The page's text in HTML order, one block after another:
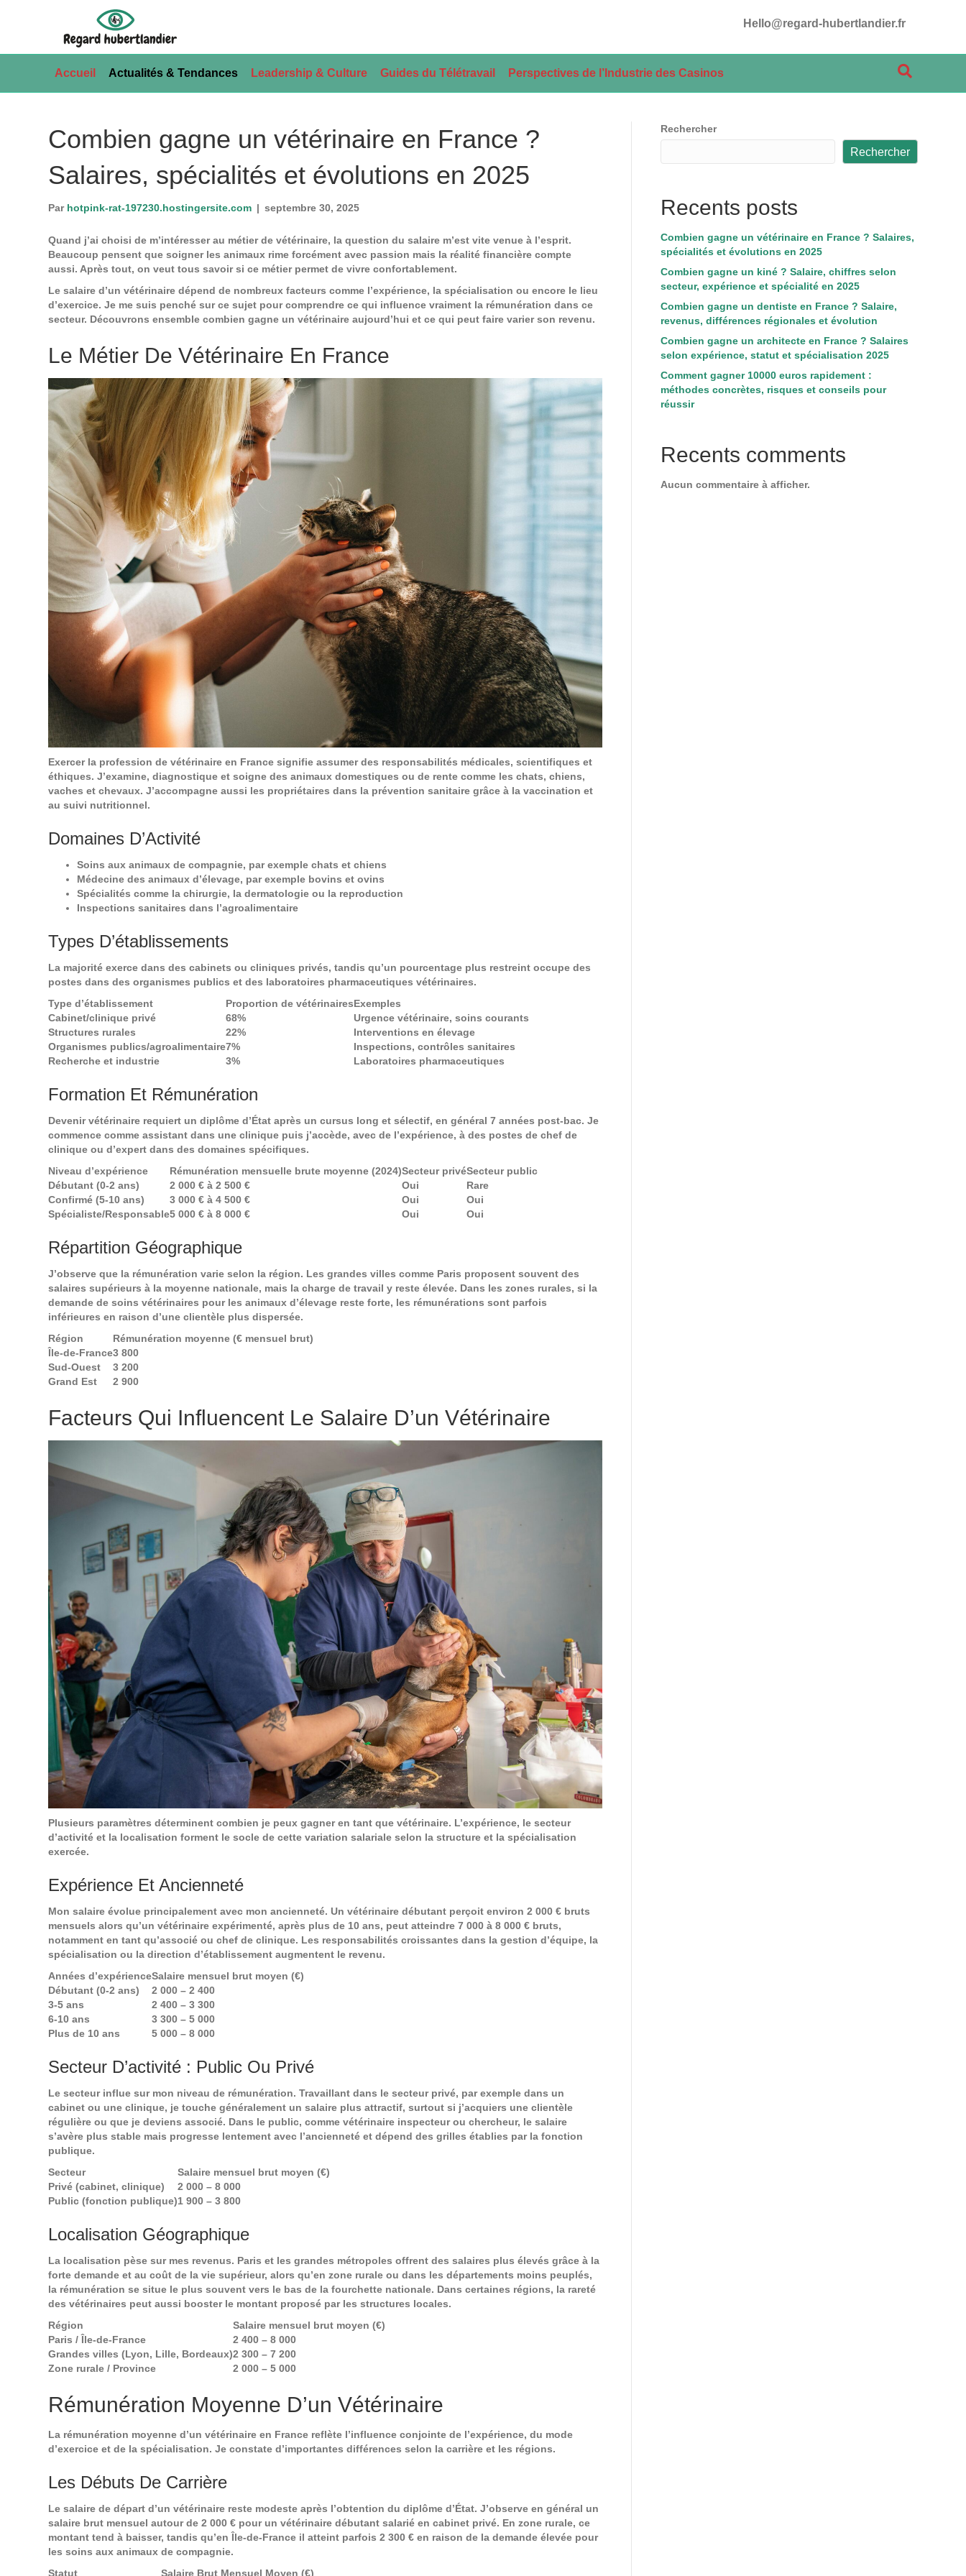
Hello@regard-hubertlandier.fr
Accueil Actualités & Tendances Leadership & Culture Guides du Télétravail Perspectives de l’Industrie des Casinos
Combien gagne un vétérinaire en France ?
Salaires, spécialités et évolutions en 2025
Par hotpink-rat-197230.hostingersite.com | septembre 30, 2025
Quand j’ai choisi de m’intéresser au métier de vétérinaire, la question du salaire m’est vite venue à l’esprit.
Beaucoup pensent que soigner les animaux rime forcément avec passion mais la réalité financière compte
aussi. Après tout, on veut tous savoir si ce métier permet de vivre confortablement.
Le salaire d’un vétérinaire dépend de nombreux facteurs comme l’expérience, la spécialisation ou encore le lieu
d’exercice. Je me suis penché sur ce sujet pour comprendre ce qui influence vraiment la rémunération dans ce
secteur. Découvrons ensemble combien gagne un vétérinaire aujourd’hui et ce qui peut faire varier son revenu.
Le Métier De Vétérinaire En France
Exercer la profession de vétérinaire en France signifie assumer des responsabilités médicales, scientifiques et
éthiques. J’examine, diagnostique et soigne des animaux domestiques ou de rente comme les chats, chiens,
vaches et chevaux. J’accompagne aussi les propriétaires dans la prévention sanitaire grâce à la vaccination et
au suivi nutritionnel.
Domaines D’Activité
Soins aux animaux de compagnie, par exemple chats et chiens
Médecine des animaux d’élevage, par exemple bovins et ovins
Spécialités comme la chirurgie, la dermatologie ou la reproduction
Inspections sanitaires dans l’agroalimentaire
Types D’établissements
La majorité exerce dans des cabinets ou cliniques privés, tandis qu’un pourcentage plus restreint occupe des
postes dans des organismes publics et des laboratoires pharmaceutiques vétérinaires.
Type d’établissement
Proportion de vétérinairesExemples
Cabinet/clinique privé
68%
Urgence vétérinaire, soins courants
Structures rurales
22%
Interventions en élevage
Organismes publics/agroalimentaire7%
Inspections, contrôles sanitaires
Recherche et industrie
3% Laboratoires pharmaceutiques
Formation Et Rémunération
Devenir vétérinaire requiert un diplôme d’État après un cursus long et sélectif, en général 7 années post-bac. Je
commence comme assistant dans une clinique puis j’accède, avec de l’expérience, à des postes de chef de
clinique ou d’expert dans des domaines spécifiques.
Niveau d’expérience
Rémunération mensuelle brute moyenne (2024)Secteur privéSecteur public
Débutant (0-2 ans)
2 000 € à 2 500 € Oui
Rare
Confirmé (5-10 ans)
3 000 € à 4 500 € Oui
Oui
Spécialiste/Responsable5 000 € à 8 000 € Oui Oui
Répartition Géographique
J’observe que la rémunération varie selon la région. Les grandes villes comme Paris proposent souvent des
salaires supérieurs à la moyenne nationale, mais la charge de travail y reste élevée. Dans les zones rurales, si la
demande de soins vétérinaires pour les animaux d’élevage reste forte, les rémunérations sont parfois
inférieures en raison d’une clientèle plus dispersée.
Région
Rémunération moyenne (€ mensuel brut)
Île-de-France3 800
Sud-Ouest
3 200
Grand Est
2 900
Facteurs Qui Influencent Le Salaire D’un Vétérinaire
Plusieurs paramètres déterminent combien je peux gagner en tant que vétérinaire. L’expérience, le secteur
d’activité et la localisation forment le socle de cette variation salariale selon la structure et la spécialisation
exercée.
Expérience Et Ancienneté
Mon salaire évolue principalement avec mon ancienneté. Un vétérinaire débutant perçoit environ 2 000 € bruts
mensuels alors qu’un vétérinaire expérimenté, après plus de 10 ans, peut atteindre 7 000 à 8 000 € bruts,
notamment en tant qu’associé ou chef de clinique. Les responsabilités croissantes dans la gestion d’équipe, la
spécialisation ou la direction d’établissement augmentent le revenu.
Années d’expérienceSalaire mensuel brut moyen (€)
Débutant (0-2 ans)
2 000 – 2 400
3-5 ans
2 400 – 3 300
6-10 ans
3 300 – 5 000
Plus de 10 ans
5 000 – 8 000
Secteur D’activité : Public Ou Privé
Le secteur influe sur mon niveau de rémunération. Travaillant dans le secteur privé, par exemple dans un
cabinet ou une clinique, je touche généralement un salaire plus attractif, surtout si j’acquiers une clientèle
régulière ou que je deviens associé. Dans le public, comme vétérinaire inspecteur ou chercheur, le salaire
s’avère plus stable mais progresse lentement avec l’ancienneté et dépend des grilles établies par la fonction
publique.
Secteur
Salaire mensuel brut moyen (€)
Privé (cabinet, clinique)
2 000 – 8 000
Public (fonction publique)1 900 – 3 800
Localisation Géographique
La localisation pèse sur mes revenus. Paris et les grandes métropoles offrent des salaires plus élevés grâce à la
forte demande et au coût de la vie supérieur, alors qu’en zone rurale ou dans les départements moins peuplés,
la rémunération se situe le plus souvent vers le bas de la fourchette nationale. Dans certaines régions, la rareté
des vétérinaires peut aussi booster le montant proposé par les structures locales.
Région
Salaire mensuel brut moyen (€)
Paris / Île-de-France
2 400 – 8 000
Grandes villes (Lyon, Lille, Bordeaux)2 300 – 7 200
Zone rurale / Province
2 000 – 5 000
Rémunération Moyenne D’un Vétérinaire
La rémunération moyenne d’un vétérinaire en France reflète l’influence conjointe de l’expérience, du mode
d’exercice et de la spécialisation. Je constate d’importantes différences selon la carrière et les régions.
Les Débuts De Carrière
Le salaire de départ d’un vétérinaire reste modeste après l’obtention du diplôme d’État. J’observe en général un
salaire brut mensuel autour de 2 000 € pour un vétérinaire débutant salarié en cabinet privé. En zone rurale, ce
montant tend à baisser, tandis qu’en Île-de-France il atteint parfois 2 300 € en raison de la demande élevée pour
les soins aux animaux de compagnie.
Statut
Salaire Brut Mensuel Moyen (€)
Rechercher
Rechercher
Recents posts
Combien gagne un vétérinaire en France ? Salaires,
spécialités et évolutions en 2025
Combien gagne un kiné ? Salaire, chiffres selon
secteur, expérience et spécialité en 2025
Combien gagne un dentiste en France ? Salaire,
revenus, différences régionales et évolution
Combien gagne un architecte en France ? Salaires
selon expérience, statut et spécialisation 2025
Comment gagner 10000 euros rapidement :
méthodes concrètes, risques et conseils pour
réussir
Recents comments
Aucun commentaire à afficher.